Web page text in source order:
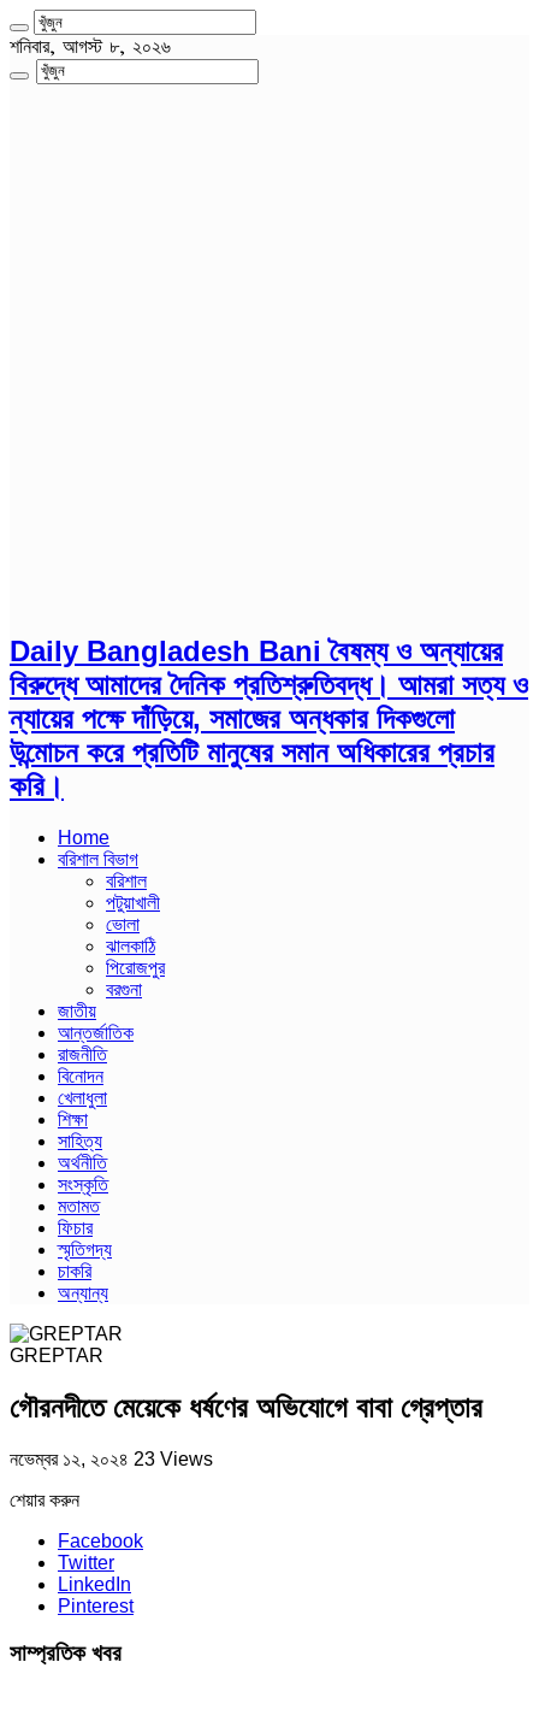
শনিবার, আগস্ট ৮, ২০২৬
Daily Bangladesh Bani বৈষম্য ও অন্যায়ের
বিরুদ্ধে আমাদের দৈনিক প্রতিশ্রুতিবদ্ধ। আমরা সত্য ও
ন্যায়ের পক্ষে দাঁড়িয়ে, সমাজের অন্ধকার দিকগুলো
উন্মোচন করে প্রতিটি মানুষের সমান অধিকারের প্রচার
করি।
Home
বরিশাল বিভাগ
বরিশাল
পটুয়াখালী
ভোলা
ঝালকাঠি
পিরোজপুর
বরগুনা
জাতীয়
আন্তর্জাতিক
রাজনীতি
বিনোদন
খেলাধুলা
শিক্ষা
সাহিত্য
অর্থনীতি
সংস্কৃতি
মতামত
ফিচার
স্মৃতিগদ্য
চাকরি
অন্যান্য
GREPTAR
গৌরনদীতে মেয়েকে ধর্ষণের অভিযোগে বাবা গ্রেপ্তার
নভেম্বর ১২, ২০২৪ 23 Views
শেয়ার করুন
Facebook
Twitter
LinkedIn
Pinterest
সাম্প্রতিক খবর